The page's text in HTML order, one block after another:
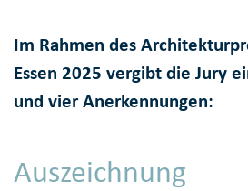
Im Rahmen des
Essen 2025 vergibt die Jury
und vier Anerkennungen:
Auszeichnung